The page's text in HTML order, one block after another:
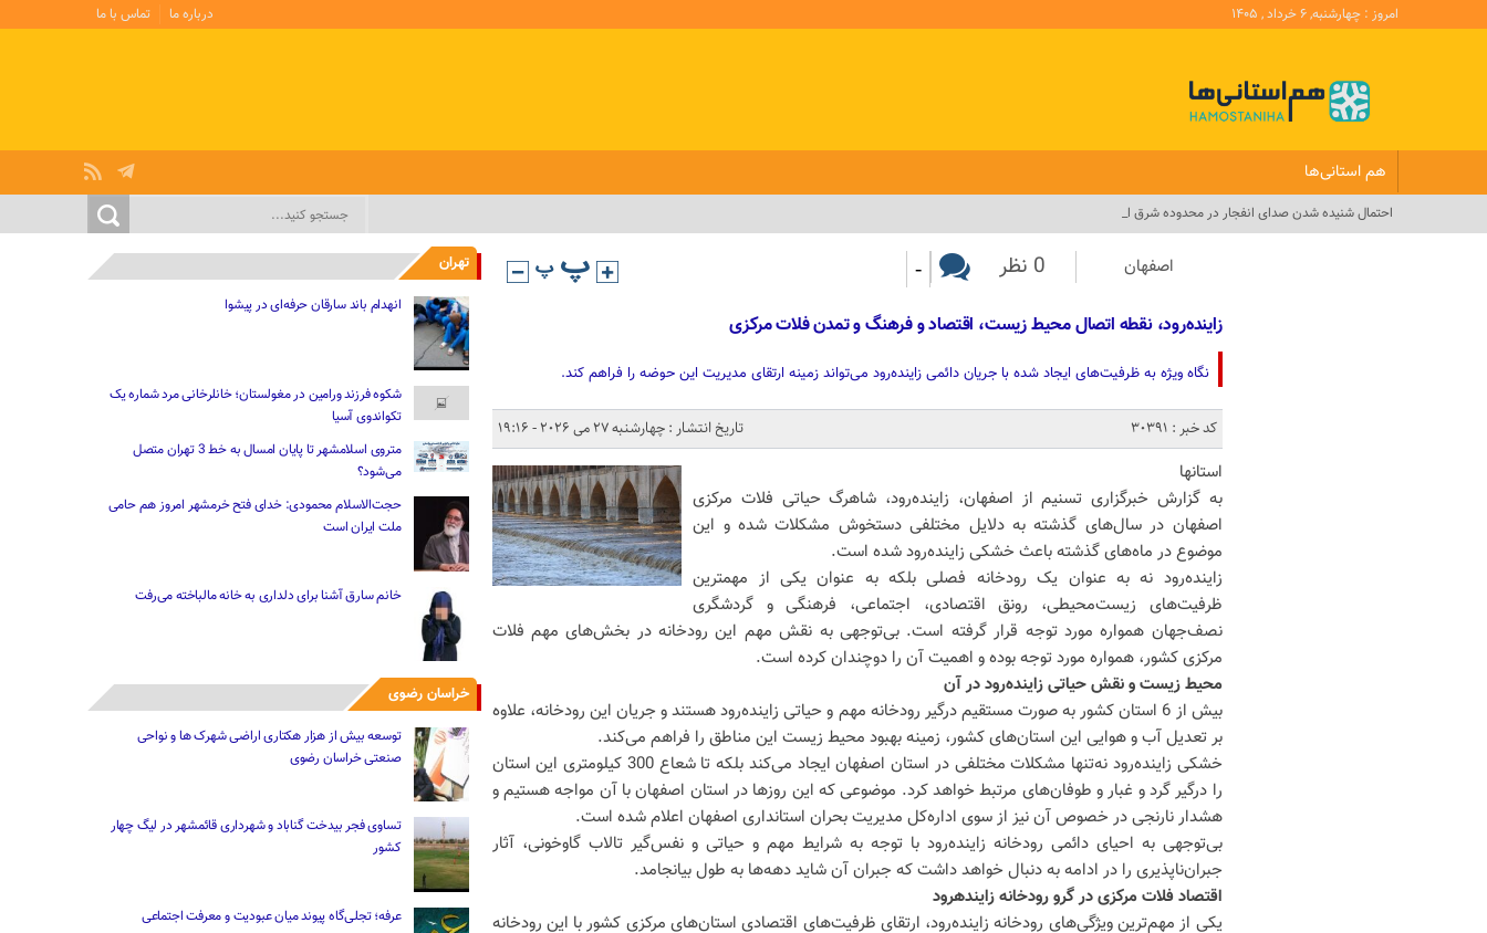
امروز : چهارشنبه, ۶ خرداد , ۱۴۰۵ درباره ما تماس با ما
هم استانی‌ها
احتمال شنیده شدن صدای انفجار در محدوده شرق اصفهان_
اصفهان 0 نظر -
زاینده‌رود، نقطه اتصال محیط زیست، اقتصاد و فرهنگ و تمدن فلات مرکزی
نگاه ویژه به ظرفیت‌های ایجاد شده با جریان دائمی زاینده‌رود می‌تواند زمینه ارتقای مدیریت این حوضه را فراهم کند.
کد خبر : 30391
تاریخ انتشار : چهارشنبه 27 می 2026 - 19:16
استانها
به گزارش خبرگزاری تسنیم از اصفهان، زاینده‌رود، شاهرگ حیاتی فلات مرکزی
اصفهان در سال‌های گذشته به دلایل مختلفی دستخوش مشکلات شده و این
موضوع در ماه‌های گذشته باعث خشکی زاینده‌رود شده است.
زاینده‌رود نه به عنوان یک رودخانه فصلی بلکه به عنوان یکی از مهمترین
ظرفیت‌های زیست‌محیطی، رونق اقتصادی، اجتماعی، فرهنگی و گردشگری
نصف‌جهان همواره مورد توجه قرار گرفته است. بی‌توجهی به نقش مهم این رودخانه در بخش‌های مهم فلات
مرکزی کشور، همواره مورد توجه بوده و اهمیت آن را دوچندان کرده است.
محیط زیست و نقش حیاتی زاینده‌رود در آن
بیش از 6 استان کشور به صورت مستقیم درگیر رودخانه مهم و حیاتی زاینده‌رود هستند و جریان این رودخانه، علاوه
بر تعدیل آب و هوایی این استان‌‌های کشور، زمینه بهبود محیط زیست این مناطق را فراهم می‌کند.
خشکی زاینده‌رود نه‌تنها مشکلات مختلفی در استان اصفهان ایجاد می‌کند بلکه تا شعاع 300 کیلومتری این استان
را درگیر گرد و غبار و طوفان‌های مرتبط خواهد کرد. موضوعی که این روزها در استان اصفهان با آن مواجه هستیم و
هشدار نارنجی در خصوص آن نیز از سوی اداره‌کل مدیریت بحران استانداری اصفهان اعلام شده است.
بی‌توجهی به احیای دائمی رودخانه زاینده‌رود با توجه به شرایط مهم و حیاتی و نفس‌گیر تالاب گاوخونی، آثار
جبران‌ناپذیری را در ادامه به دنبال خواهد داشت که جبران آن شاید دهه‌ها به طول بیانجامد.
اقتصاد فلات مرکزی در گرو رودخانه زایندهرود
یکی از مهم‌ترین ویژگی‌های رودخانه زاینده‌رود، ارتقای ظرفیت‌های اقتصادی استان‌های مرکزی کشور با این رودخانه
تهران
انهدام باند سارقان حرفه‌ای در پیشوا
شکوه فرزند ورامین در مغولستان؛ خانلرخانی مرد شماره یک
تکواندوی آسیا
متروی اسلامشهر تا پایان امسال به خط 3 تهران متصل
می‌شود؟
حجت‌الاسلام محمودی: خدای فتح خرمشهر امروز هم حامی
ملت ایران است
خانم سارق آشنا برای دلداری به خانه مالباخته می‌رفت
خراسان رضوی
توسعه بیش از هزار هکتاری اراضی شهرک ها و نواحی
صنعتی خراسان رضوی
تساوی فجر بیدخت گناباد و شهرداری قائمشهر در لیگ چهار
کشور
عرفه؛ تجلی‌گاه پیوند میان عبودیت و معرفت اجتماعی